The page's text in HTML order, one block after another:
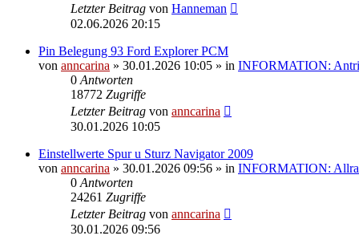
Letzter Beitrag von Hanneman
02.06.2026 20:15
Pin Belegung 93 Ford Explorer PCM
von anncarina » 30.01.2026 10:05 » in INFORMATION:
0 Antworten
18772 Zugriffe
Letzter Beitrag von anncarina
30.01.2026 10:05
Einstellwerte Spur u Sturz Navigator 2009
von anncarina » 30.01.2026 09:56 » in INFORMATION:
0 Antworten
24261 Zugriffe
Letzter Beitrag von anncarina
30.01.2026 09:56